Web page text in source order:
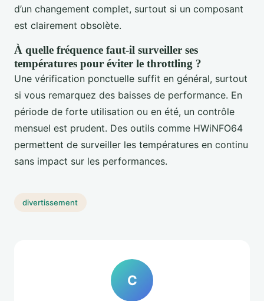
d’un changement complet, surtout si un composant
est clairement obsolète.
À quelle fréquence faut-il surveiller ses
températures pour éviter le throttling ?
Une vérification ponctuelle suffit en général, surtout
si vous remarquez des baisses de performance. En
période de forte utilisation ou en été, un contrôle
mensuel est prudent. Des outils comme HWiNFO64
permettent de surveiller les températures en continu
sans impact sur les performances.
divertissement
C